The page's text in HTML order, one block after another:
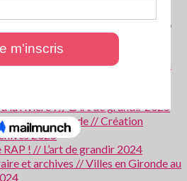
en Jardin
création littéraire transversale
Ritournelles
– Patrice Cablat // Création
la rivière ! // L’Art de grandir 2025
l’eau en Gironde // Création
2025
RAP ! // L’art de grandir 2024
et archives // Villes en Gironde au